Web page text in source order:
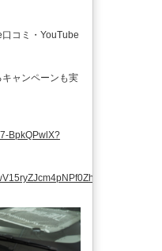
コミ・YouTube
ャンペーンも実
BpkQPwlX?